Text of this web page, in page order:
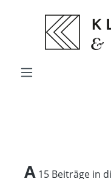
springen
A 15 Beiträge in